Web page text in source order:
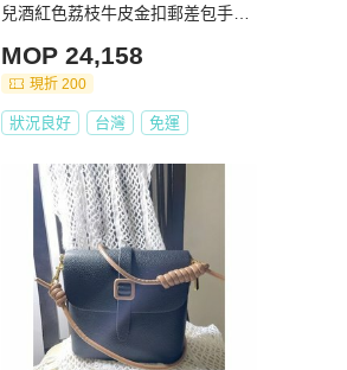
兒酒紅色荔枝牛皮金扣郵差包手提
MOP 24,158
現折 200
狀況良好 台灣 免運